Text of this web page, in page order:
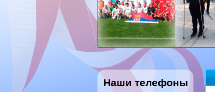
Наши телефоны